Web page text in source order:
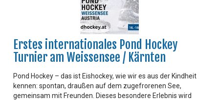
Erstes internationales Pond Hockey
Turnier am Weissensee / Kärnten
Pond Hockey – das ist Eishockey, wie wir es aus der Kindheit
kennen: spontan, draußen auf dem zugefrorenen See,
gemeinsam mit Freunden. Dieses besondere Erlebnis wird